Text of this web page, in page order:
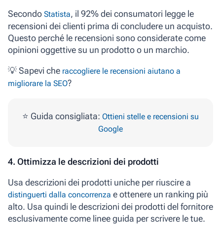
Secondo Statista, il 92% dei consumatori legge le
recensioni dei clienti prima di concludere un acquisto.
Questo perché le recensioni sono considerate come
opinioni oggettive su un prodotto o un marchio.
💡 Sapevi che raccogliere le recensioni aiutano a
migliorare la SEO?
⭐ Guida consigliata: Ottieni stelle e recensioni su
Google
4. Ottimizza le descrizioni dei prodotti
Usa descrizioni dei prodotti uniche per riuscire a
distinguerti dalla concorrenza e ottenere un ranking più
alto. Usa quindi le descrizioni dei prodotti del fornitore
esclusivamente come linee guida per scrivere le tue.